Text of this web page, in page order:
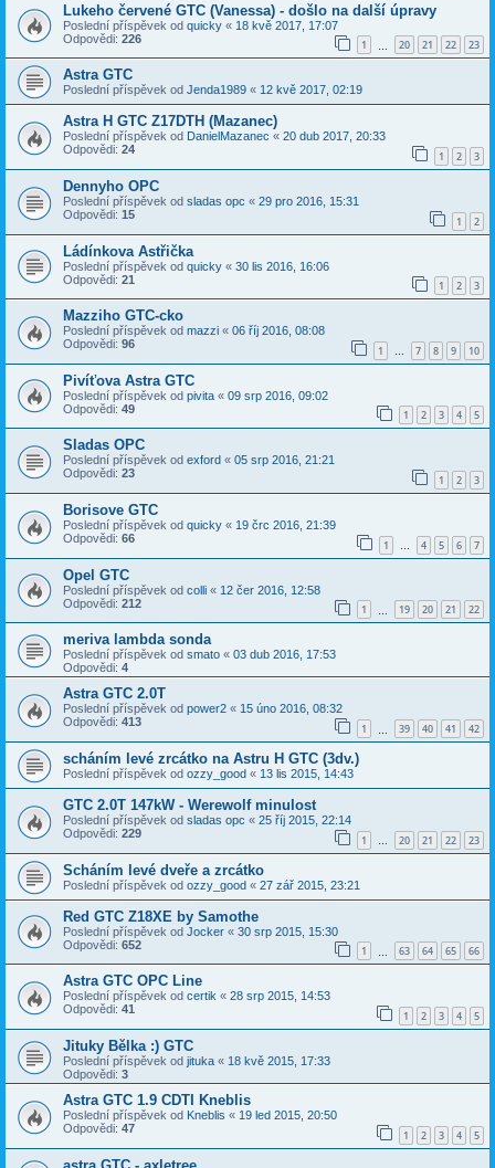
Lukeho červené GTC (Vanessa) - došlo na další úpravy
Poslední příspěvek od quicky « 18 kvě 2017, 17:07
Odpovědi: 226 1 20 21 22 23
Astra GTC
Poslední příspěvek od Jenda1989 « 12 kvě 2017, 02:19
Astra H GTC Z17DTH (Mazanec)
Poslední příspěvek od DanielMazanec « 20 dub 2017, 20:33
Odpovědi: 24 1 2 3
Dennyho OPC
Poslední příspěvek od sladas opc « 29 pro 2016, 15:31
Odpovědi: 15 1 2
Ládínkova Astřička
Poslední příspěvek od quicky « 30 lis 2016, 16:06
Odpovědi: 21 1 2 3
Mazziho GTC-cko
Poslední příspěvek od mazzi « 06 říj 2016, 08:08
Odpovědi: 96 1 … 7 8 9 10
Pivíťova Astra GTC
Poslední příspěvek od pivita « 09 srp 2016, 09:02
Odpovědi: 49 1 2 3 4 5
Sladas OPC
Poslední příspěvek od exford « 05 srp 2016, 21:21
Odpovědi: 23 1 2 3
Borisove GTC
Poslední příspěvek od quicky « 19 črc 2016, 21:39
Odpovědi: 66 1 … 4 5 6 7
Opel GTC
Poslední příspěvek od colli « 12 čer 2016, 12:58
Odpovědi: 212 1 19 20 21 22
meriva lambda sonda
Poslední příspěvek od smato « 03 dub 2016, 17:53
Odpovědi: 4
Astra GTC 2.0T
Poslední příspěvek od power2 « 15 úno 2016, 08:32
Odpovědi: 413 1 39 40 41 42
scháním levé zrcátko na Astru H GTC (3dv.)
Poslední příspěvek od ozzy_good « 13 lis 2015, 14:43
GTC 2.0T 147kW - Werewolf minulost
Poslední příspěvek od sladas opc « 25 říj 2015, 22:14
Odpovědi: 229 1 … 20 21 22 23
Scháním levé dveře a zrcátko
Poslední příspěvek od ozzy_good « 27 zář 2015, 23:21
Red GTC Z18XE by Samothe
Poslední příspěvek od Jocker « 30 srp 2015, 15:30
Odpovědi: 652 1 63 64 65 66
Astra GTC OPC Line
Poslední příspěvek od certik « 28 srp 2015, 14:53
Odpovědi: 41 1 2 3 4 5
Jituky Bělka :) GTC
Poslední příspěvek od jituka « 18 kvě 2015, 17:33
Odpovědi: 3
Astra GTC 1.9 CDTI Kneblis
Poslední příspěvek od Kneblis « 19 led 2015, 20:50
Odpovědi: 47 1 2 3 4 5